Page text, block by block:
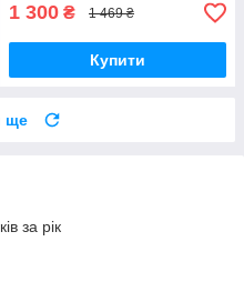
1 300 ₴ 1 469 ₴
Купити
ще
за рік